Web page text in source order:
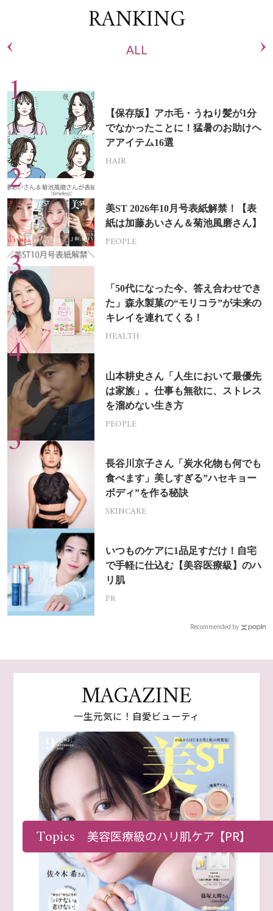
RANKING
ALL
【保存版】アホ毛・うねり髪が1分
でなかったことに！猛暑のお助けヘ
アアイテム16選
HAIR
美ST 2026年10月号表紙解禁！【表
紙は加藤あいさん＆菊池風磨さん】
PEOPLE
「50代になった今、答え合わせでき
た」森永製菓の“モリコラ”が未来の
キレイを連れてくる！
HEALTH
山本耕史さん「人生において最優先
は家族」。仕事も無欲に、ストレス
を溜めない生き方
PEOPLE
長谷川京子さん「炭水化物も何でも
食べます」美しすぎる”ハセキョー
ボディ”を作る秘訣
SKINCARE
いつものケアに1品足すだけ！自宅
で手軽に仕込む【美容医療級】のハ
リ肌
PR
Recommended by
MAGAZINE
一生元気に！自愛ビューティ
Topics 美容医療級のハリ肌ケア【PR】